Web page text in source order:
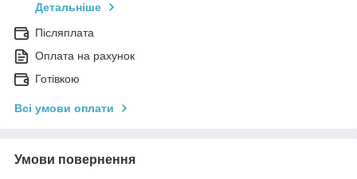
Детальніше
Післяплата
Оплата на рахунок
Готівкою
Всі умови оплати
Умови повернення